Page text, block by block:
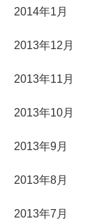
2014年1月
2013年12月
2013年11月
2013年10月
2013年9月
2013年8月
2013年7月